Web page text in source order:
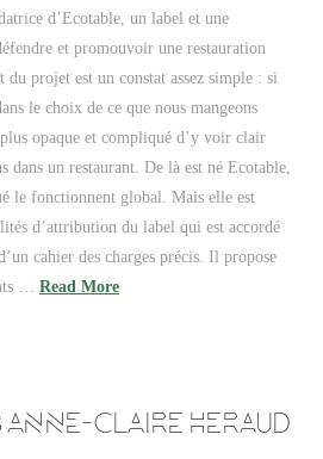
d’Ecotable, un label et une
et promouvoir une restauration
projet est un constat assez simple : si
le choix de ce que nous mangeons
plus opaque et compliqué d’y voir clair
dans un restaurant. De là est né Ecotable,
le fonctionnent global. Mais elle est
d’attribution du label qui est accordé
cahier des charges précis. Il propose
… Read More
ANNE-CLAIRE HERAUD